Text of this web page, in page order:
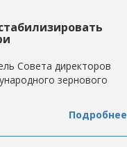
Совета директоров
зернового
Подробнее